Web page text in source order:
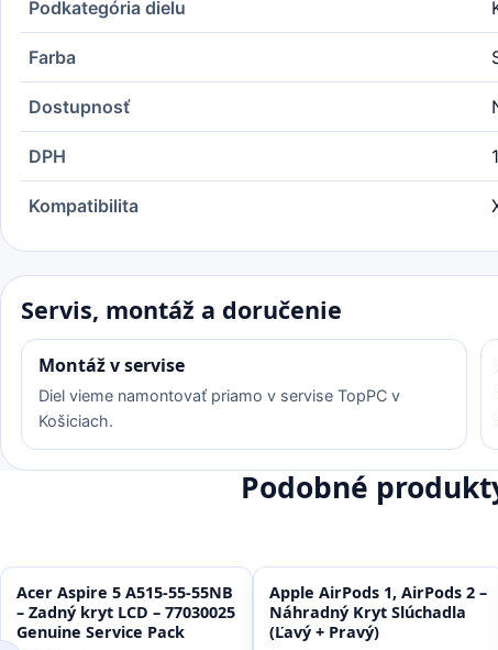
Podkategória dielu
Farba
Dostupnosť
DPH
Kompatibilita
Servis, montáž a doručenie
Montáž v servise
Diel vieme namontovať priamo v servise TopPC v
Košiciach.
Podobné
Acer Aspire 5 A515-55-55NB
– Zadný kryt LCD – 77030025
Genuine Service Pack
Apple AirPods 1, AirPods 2 –
Náhradný Kryt Slúchadla
(Ľavý + Pravý)